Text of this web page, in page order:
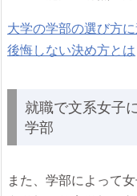
大学の学部の選び方
後悔しない決め方とは
就職で文系女子
学部
また、学部によって